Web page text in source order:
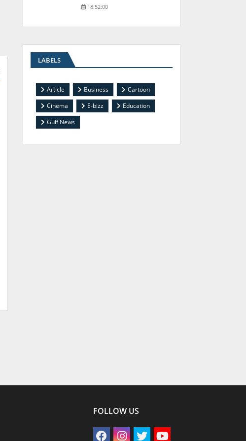
18:52:00
LABELS
Article Business
Cartoon
Cinema
E-bizz
Education
Gulf News
FOLLOW US